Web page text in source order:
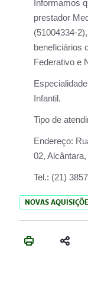
Informamos
prestador
(51004334-
beneficiários
Federativo e
Infantil.
Tipo de
Endereço:
02,
Tel.: (21)
NOVAS